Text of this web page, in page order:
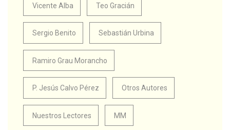
Vicente Alba Teo Gracián
Sergio Benito Sebastián Urbina
Ramiro Grau Morancho
P. Jesús Calvo Pérez Otros Autores
Nuestros Lectores MM